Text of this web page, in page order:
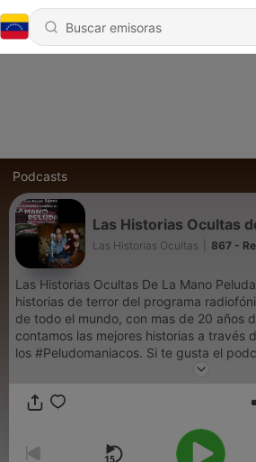
Podcasts
Las Historias Ocultas
Las Historias Ocultas 867 -
Las Historias Ocultas De La Mano
historias de terror del programa
de todo el mundo, con mas de 20 años
contamos las mejores historias a través
los #Peludomaniacos. Si te gusta el podcast háznoslo saber
dejando tu comentario. Búscanos
Spotify. Déjanos tu saludo y lo publicaremos en los episodios